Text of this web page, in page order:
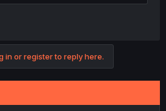
in or register to reply here.